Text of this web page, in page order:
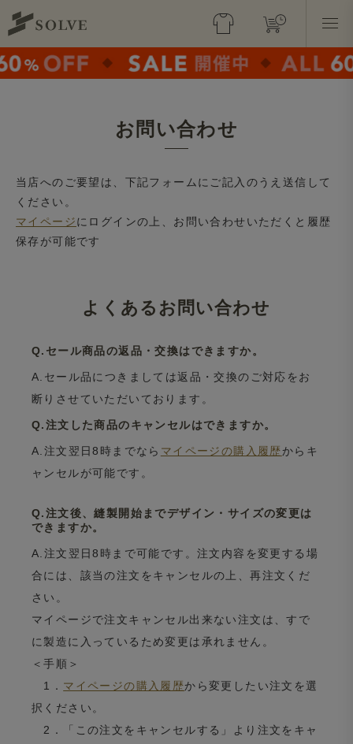
お問い合わせ
当店へのご要望は、下記フォームにご記入のうえ送信して
ください。
マイページにログインの上、お問い合わせいただくと履歴
保存が可能です
よくあるお問い合わせ
Q.セール商品の返品・交換はできますか。
A.セール品につきましては返品・交換のご対応をお
断りさせていただいております。
Q.注文した商品のキャンセルはできますか。
A.注文翌日8時までなら マイページの購入履歴からキ
ャンセルが可能です。
Q.注文後、縫製開始までデザイン・サイズの変更は
できますか。
A.注文翌日8時まで可能です。注文内容を変更する場
合には、該当の注文をキャンセルの上、再注文くだ
さい。
マイページで注文キャンセル出来ない注文は、すで
に製造に入っているため変更は承れません。
＜手順＞
1． マイページの購入履歴から変更したい注文を選
択ください。
2．「この注文をキャンセルする」より注文をキャ